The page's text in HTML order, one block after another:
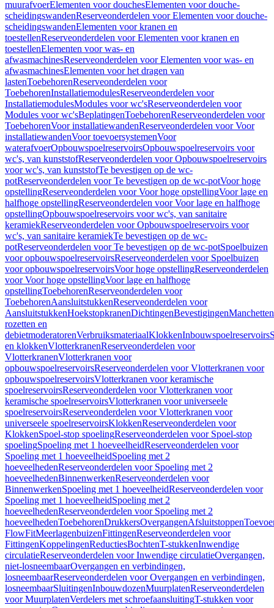
muurafvoerElementen voor douchesElementen voor douche-
scheidingswandenReserveonderdelen voor Elementen voor douche-
scheidingswandenElementen voor kranen en
toestellenReserveonderdelen voor Elementen voor kranen en
toestellenElementen voor was- en
afwasmachinesReserveonderdelen voor Elementen voor was- en
afwasmachinesElementen voor het dragen van
lastenToebehorenReserveonderdelen voor
ToebehorenInstallatiemodulesReserveonderdelen voor
InstallatiemodulesModules voor wc'sReserveonderdelen voor
Modules voor wc'sBeplatingenToebehorenReserveonderdelen voor
ToebehorenVoor installatiewandenReserveonderdelen voor Voor
installatiewandenVoor toevoersystemenVoor
waterafvoerOpbouwspoelreservoirsOpbouwspoelreservoirs voor
wc's, van kunststofReserveonderdelen voor Opbouwspoelreservoirs
voor wc's, van kunststofTe bevestigen op de wc-
potReserveonderdelen voor Te bevestigen op de wc-potVoor hoge
opstellingReserveonderdelen voor Voor hoge opstellingVoor lage en
halfhoge opstellingReserveonderdelen voor Voor lage en halfhoge
opstellingOpbouwspoelreservoirs voor wc's, van sanitaire
keramiekReserveonderdelen voor Opbouwspoelreservoirs voor
wc's, van sanitaire keramiekTe bevestigen op de wc-
potReserveonderdelen voor Te bevestigen op de wc-potSpoelbuizen
voor opbouwspoelreservoirsReserveonderdelen voor Spoelbuizen
voor opbouwspoelreservoirsVoor hoge opstellingReserveonderdelen
voor Voor hoge opstellingVoor lage en halfhoge
opstellingToebehorenReserveonderdelen voor
ToebehorenAansluitstukkenReserveonderdelen voor
AansluitstukkenHoekstopkranenDichtingenBevestigingenManchetten
rozetten en
debietmoderatorenVerbruiksmateriaalKlokkenInbouwspoelreservoirs
en klokkenVlotterkranenReserveonderdelen voor
VlotterkranenVlotterkranen voor
opbouwspoelreservoirsReserveonderdelen voor Vlotterkranen voor
opbouwspoelreservoirsVlotterkranen voor keramische
spoelreservoirsReserveonderdelen voor Vlotterkranen voor
keramische spoelreservoirsVlotterkranen voor universeele
spoelreservoirsReserveonderdelen voor Vlotterkranen voor
universeele spoelreservoirsKlokkenReserveonderdelen voor
KlokkenSpoel-stop spoelingReserveonderdelen voor Spoel-stop
spoelingSpoeling met 1 hoeveelheidReserveonderdelen voor
Spoeling met 1 hoeveelheidSpoeling met 2
hoeveelhedenReserveonderdelen voor Spoeling met 2
hoeveelhedenBinnenwerkenReserveonderdelen voor
BinnenwerkenSpoeling met 1 hoeveelheidReserveonderdelen voor
Spoeling met 1 hoeveelheidSpoeling met 2
hoeveelhedenReserveonderdelen voor Spoeling met 2
hoeveelhedenToebehorenDrukkersOvergangenAfsluitstoppen
FlowFitMeerlagenbuizenFittingenReserveonderdelen voor
FittingenKoppelingenReductiesBochtenT-stukkenInwendige
circulatieReserveonderdelen voor Inwendige circulatieOvergangen,
niet-losneembaarOvergangen en verbindingen,
losneembaarReserveonderdelen voor Overgangen en verbindingen,
losneembaarSluitingenInbouwdozenMuurplatenReserveonderdelen
voor MuurplatenVerdelers met schroefaansluitingT-stukken voor